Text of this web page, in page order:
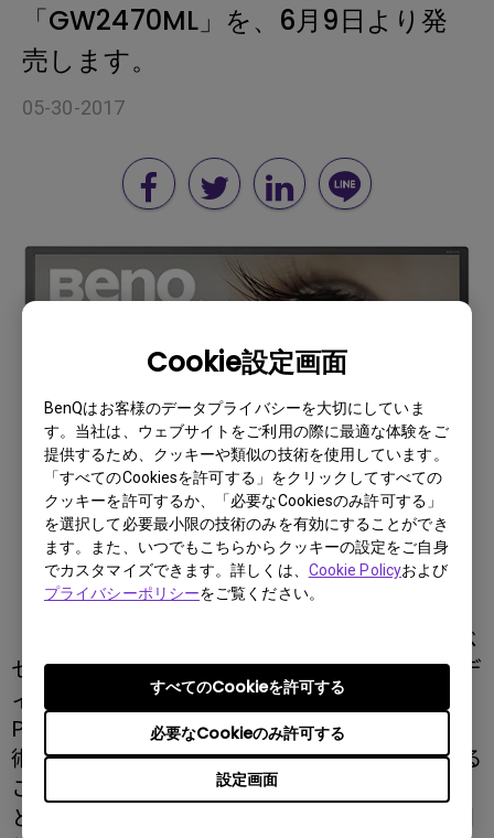
Cookie設定画面
BenQはお客様のデータプライバシーを大切にしていま
す。当社は、ウェブサイトをご利用の際に最適な体験をご
提供するため、クッキーや類似の技術を使用しています。
「すべてのCookiesを許可する」をクリックしてすべての
クッキーを許可するか、「必要なCookiesのみ許可する」
を選択して必要最小限の技術のみを有効にすることができ
ます。また、いつでもこちらからクッキーの設定をご自身
でカスタマイズできます。詳しくは、 Cookie Policyおよび
プライバシーポリシーをご覧ください。
設定画面
必要なCookieのみ許可する
すべてのCookieを許可する
「GW2470ML」を、6月9日より発
売します。
05-30-2017
「GW2470ML」は、スタイリッシュなスリムベ
ゼルが魅力の23.8型 Full HD（1920x1080）デ
ィスプレイです。「ブルーライト 軽減
Plus(プラス)」機能や「フリッカーフリー」技
術など、BenQ独自のEye-Care™技術を採用する
ことで、長時間視聴しても目が疲れない快適さ
と、精妙なディテールまで正確に再現する圧倒